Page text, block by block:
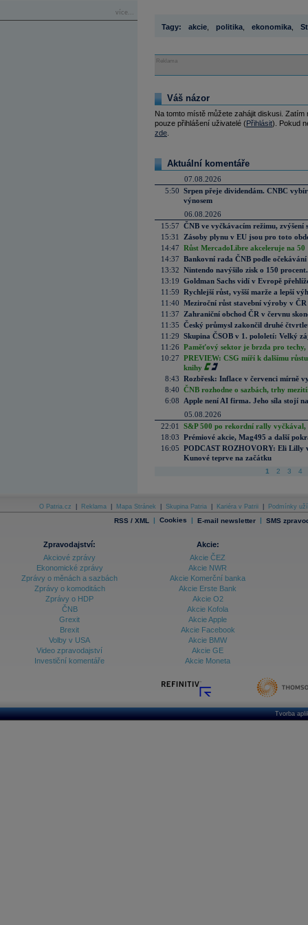
více...
Tagy: akcie politika ekonomika
Reklama
Váš názor
Na tomto místě můžete zahájit diskusi.
pouze přihlášení uživatelé (Přihlásit). Pokud
zde
Aktuální komentáře
07.08.2026
5:50 Srpen přeje dividendám. CNBC
výnosem
06.08.2026
15:57 ČNB ve vyčkávacím režimu, zvýšení
15:31
Zásoby plynu v EU jsou pro toto
14:47 Růst MercadoLibre akceleruje na
14:37 Bankovní rada ČNB podle
13:32 Nintendo navýšilo zisk o 150
13:19 Goldman Sachs vidí v Evropě
11:59 Rychlejší růst, vyšší marže a lepší
11:40 Meziroční růst stavební výroby v
11:37
Zahraniční obchod ČR v červnu
11:35 Český průmysl zakončil druhé
11:29 Skupina ČSOB v 1. pololetí: Velký
11:26 Paměťový sektor je brzda pro techy,
10:27 PREVIEW: CSG míří k dalšímu
knihy
8:43 Rozbřesk: Inflace v červenci mírně
8:40 ČNB rozhodne o sazbách, trhy
6:08
Apple není AI firma. Jeho síla stojí
05.08.2026
22:01
S&P 500 po rekordní rally vyčkával,
18:03 Prémiové akcie, Mag495 a další
16:05 PODCAST ROZHOVORY: Eli Lilly
Kunové teprve na začátku
1 2 3 4
O Patria.cz Reklama Mapa Stránek Skupina Patria Kariéra v Patrii Podmínky
RSS / XML | Cookies | E-mail newsletter | SMS
Zpravodajství:
Akciové zprávy
Ekonomické zprávy
Zprávy o měnách a sazbách
Zprávy o komoditách
Zprávy o HDP
ČNB
Grexit
Brexit
Volby v USA
Video zpravodajství
Investiční komentáře
Akcie:
Akcie ČEZ
Akcie NWR
Akcie Komerční banka
Akcie Erste Bank
Akcie O2
Akcie Kofola
Akcie Apple
Akcie Facebook
Akcie BMW
Akcie GE
Akcie Moneta
Tvorba